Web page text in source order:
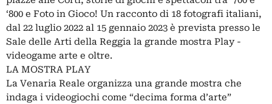
‘800 e Foto in Gioco! Un racconto di 18 fotografi italiani,
dal 22 luglio 2022 al 15 gennaio 2023 è prevista presso le
Sale delle Arti della Reggia la grande mostra Play -
videogame arte e oltre.
LA MOSTRA PLAY
La Venaria Reale organizza una grande mostra che
indaga i videogiochi come “decima forma d’arte”